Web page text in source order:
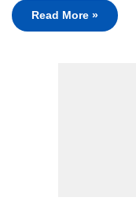
Read More »